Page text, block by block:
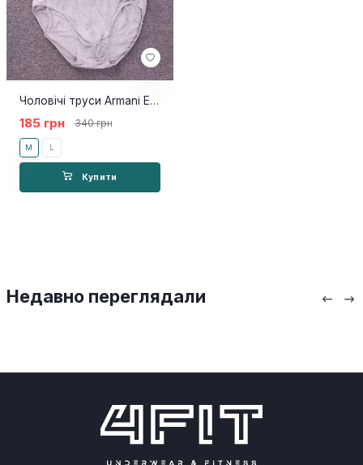
Чоловічі труси Armani Empire Grey
185 грн 340 грн
M L
Купити
Недавно переглядали